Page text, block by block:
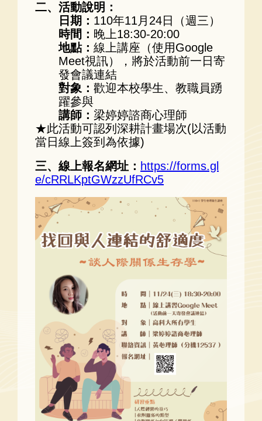
二、活動說明：
日期： 110年11月24日（週三）
時間： 晚上18:30-20:00
地點： 線上講座（使用Google
Meet視訊），將於活動前一日寄
發會議連結
對象： 歡迎本校學生、教職員踴
躍參與
講師： 梁婷婷諮商心理師
★此活動可認列深耕計畫場次(以活動
當日線上簽到為依據)
三、線上報名網址： https://forms.gl
e/cRRLKptGWzzUfRCv5